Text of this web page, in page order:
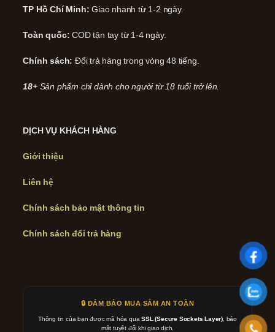
TP Hồ Chí Minh: Giao nhanh từ 1-2 ngày.
Toàn quốc: COD tận tay từ 1-4 ngày.
Chính sách: Đổi trả hàng trong vòng 48 tiếng.
18+ Sản phẩm chỉ dành cho người từ 18 tuổi trở lên.
DỊCH VỤ KHÁCH HÀNG
Giới thiệu
Liên hệ
Chính sách bảo mật thông tin
Chính sách đổi trả hàng
🔒 ĐẢM BẢO MUA SẮM AN TOÀN
Thông tin của bạn được mã hóa quaSSL (Secure Sockets Layer), bảo
mật tuyệt đối khi giao dịch.